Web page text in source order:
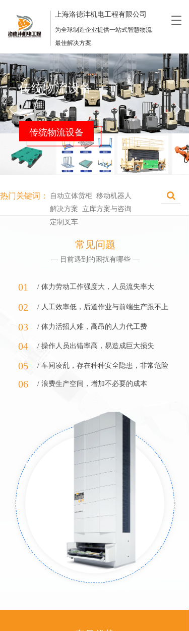
T
l
e
n
a
i
g
a
i
上海洛德沣机电工程有限公司
为全球制造企业提供一站式智慧物流
最佳解决方案.
热门关键词：
自动立体货柜  移动机器人
解决方案  立库方案与咨询
定制叉车
常见问题
— 目前遇到的困扰有哪些 —
01 / 体力劳动工作强度大，人员流失率大
02 / 人工效率低，后道作业与前端生产跟不上
03 / 体力活招人难，高昂的人力代工费
04 / 操作人员出错率高，易造成巨大损失
05 / 车间凌乱，存在种种安全隐患，非常危险
06 / 浪费生产空间，增加不必要的成本